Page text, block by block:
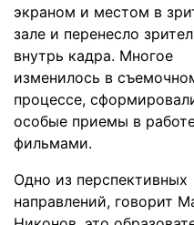
экраном и местом в
зале и перенесло
внутрь кадра. Многое
изменилось в
процессе,
особые приемы в
фильмами.
Одно из перспективных
направлений, говорит